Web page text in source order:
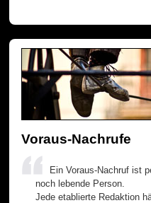
Voraus-Nachrufe
Ein Voraus-Nachruf ist
noch lebende Person.
Jede etablierte Redaktion